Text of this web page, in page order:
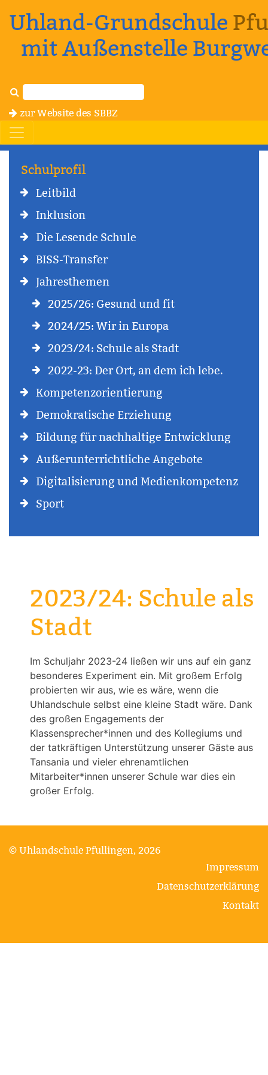
Uhland-Grundschule
mit Außenstelle
zur Website des SBBZ
Schulprofil
Leitbild
Inklusion
Die Lesende Schule
BISS-Transfer
Jahresthemen
2025/26: Gesund und fit
2024/25: Wir in Europa
2023/24: Schule als Stadt
2022-23: Der Ort, an dem ich lebe.
Kompetenzorientierung
Demokratische Erziehung
Bildung für nachhaltige Entwicklung
Außerunterrichtliche Angebote
Digitalisierung und Medienkompetenz
Sport
2023/24: Schule als
Stadt
Im Schuljahr 2023-24 ließen wir uns auf ein ganz
besonderes Experiment ein. Mit großem Erfolg
probierten wir aus, wie es wäre, wenn die
Uhlandschule selbst eine kleine Stadt wäre. Dank
des großen Engagements der
Klassensprecher*innen und des Kollegiums und
der tatkräftigen Unterstützung unserer Gäste aus
Tansania und vieler ehrenamtlichen
Mitarbeiter*innen unserer Schule war dies ein
großer Erfolg.
© Uhlandschule Pfullingen, 2026
Impressum
Datenschutzerklärung
Kontakt